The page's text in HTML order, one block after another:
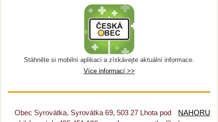
Stáhněte si mobilní aplikaci a získávejte aktuální informace.
Více informací >>
NAHORU
Obec Syrovátka, Syrovátka 69, 503 27 Lhota pod